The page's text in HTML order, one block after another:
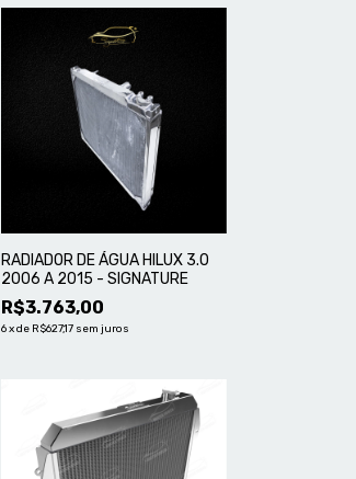
RADIADOR DE ÁGUA HILUX 3.0
2006 A 2015 - SIGNATURE
R$3.763,00
6 xde R$627,17 sem juros